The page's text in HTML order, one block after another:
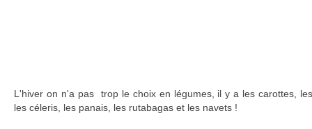
L'hiver on n'a pas trop le choix en légumes, il y a les carottes,
les céleris, les panais, les rutabagas et les navets !